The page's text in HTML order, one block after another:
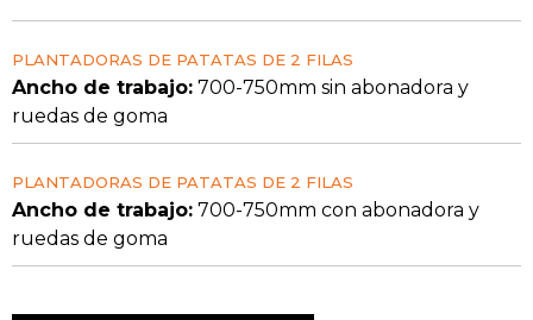
PLANTADORAS DE PATATAS DE 2 FILAS
Ancho de trabajo: 700-750mm sin abonadora y
ruedas de goma
PLANTADORAS DE PATATAS DE 2 FILAS
Ancho de trabajo: 700-750mm con abonadora y
ruedas de goma